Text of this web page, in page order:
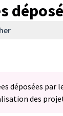
déposées par
des